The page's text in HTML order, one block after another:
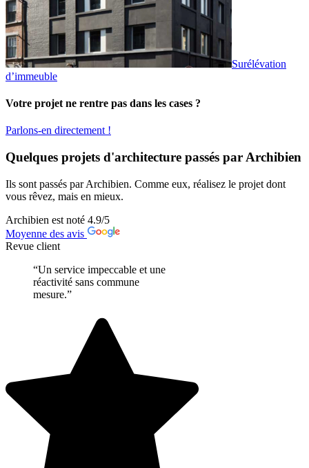
Surélévation
d’immeuble
Votre projet ne rentre pas dans les cases ?
Parlons-en directement !
Quelques projets d'architecture passés par Archibien
Ils sont passés par Archibien. Comme eux, réalisez le projet dont
vous rêvez, mais en mieux.
Archibien est noté 4.9/5
Moyenne des avis
Revue client
“Un service impeccable et une
réactivité sans commune
mesure.”